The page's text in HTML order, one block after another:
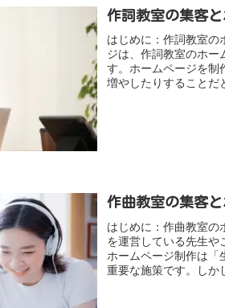
作詞教室の集客
はじめに：作詞教室の
ジは、作詞教室のホー
す。ホームページを制
増やしたりすることだ
作曲教室の集客
はじめに：作曲教室の
を運営している先生や
ホームページ制作は「
重要な施策です。しか